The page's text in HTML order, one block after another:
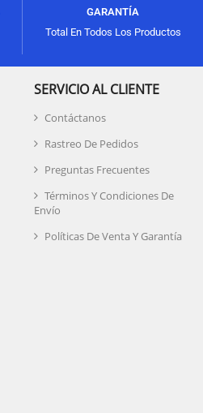
GARANTÍA
Total En Todos Los Productos
SERVICIO AL CLIENTE
Contáctanos
Rastreo De Pedidos
Preguntas Frecuentes
Términos Y Condiciones De
Envío
Políticas De Venta Y Garantía